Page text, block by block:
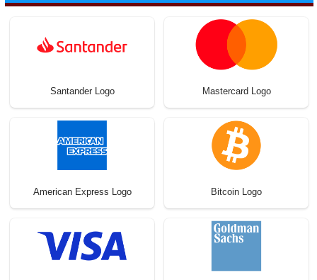
Santander Logo Mastercard Logo
American Express Logo Bitcoin Logo